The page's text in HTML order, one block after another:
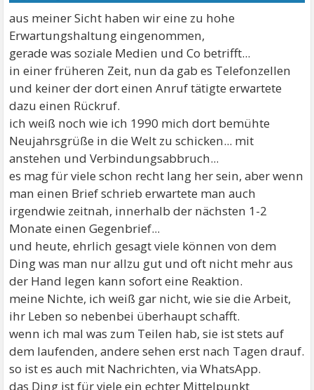
aus meiner Sicht haben wir eine zu hohe
Erwartungshaltung eingenommen,
gerade was soziale Medien und Co betrifft...
in einer früheren Zeit, nun da gab es Telefonzellen
und keiner der dort einen Anruf tätigte erwartete
dazu einen Rückruf.
ich weiß noch wie ich 1990 mich dort bemühte
Neujahrsgrüße in die Welt zu schicken... mit
anstehen und Verbindungsabbruch...
es mag für viele schon recht lang her sein, aber wenn
man einen Brief schrieb erwartete man auch
irgendwie zeitnah, innerhalb der nächsten 1-2
Monate einen Gegenbrief...
und heute, ehrlich gesagt viele können von dem
Ding was man nur allzu gut und oft nicht mehr aus
der Hand legen kann sofort eine Reaktion.
meine Nichte, ich weiß gar nicht, wie sie die Arbeit,
ihr Leben so nebenbei überhaupt schafft.
wenn ich mal was zum Teilen hab, sie ist stets auf
dem laufenden, andere sehen erst nach Tagen drauf.
so ist es auch mit Nachrichten, via WhatsApp.
das Ding ist für viele ein echter Mittelpunkt